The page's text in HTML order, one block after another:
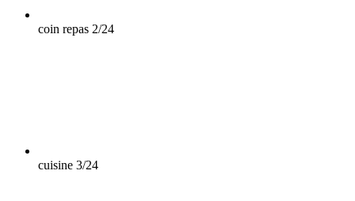
coin repas 2/24
cuisine 3/24